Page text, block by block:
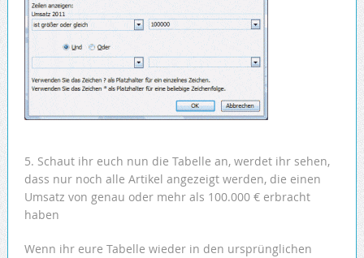
5. Schaut ihr euch nun die Tabelle an, werdet ihr sehen,
dass nur noch alle Artikel angezeigt werden, die einen
Umsatz von genau oder mehr als 100.000 € erbracht
haben
Wenn ihr eure Tabelle wieder in den ursprünglichen